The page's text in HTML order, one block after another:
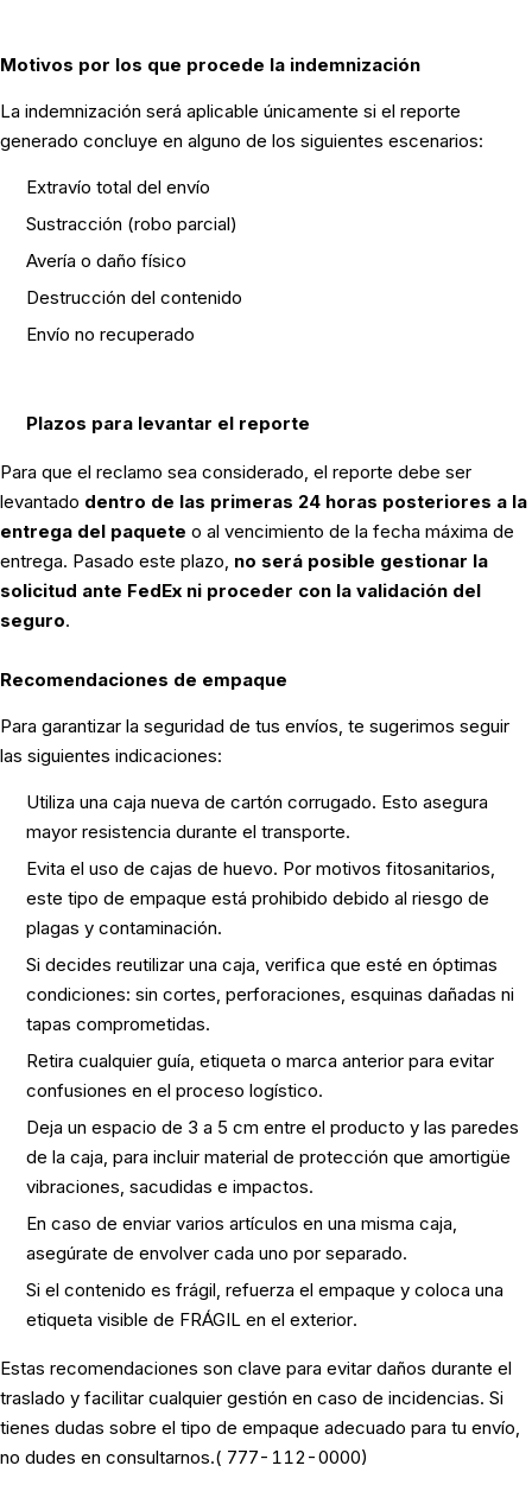
Motivos por los que procede la indemnización
La indemnización será aplicable únicamente si el reporte
generado concluye en alguno de los siguientes escenarios:
Extravío total del envío
Sustracción (robo parcial)
Avería o daño físico
Destrucción del contenido
Envío no recuperado
Plazos para levantar el reporte
Para que el reclamo sea considerado, el reporte debe ser
levantado dentro de las primeras 24 horas posteriores a la
entrega del paquete o al vencimiento de la fecha máxima de
entrega. Pasado este plazo, no será posible gestionar la
solicitud ante FedEx ni proceder con la validación del
seguro.
Recomendaciones de empaque
Para garantizar la seguridad de tus envíos, te sugerimos seguir
las siguientes indicaciones:
Utiliza una caja nueva de cartón corrugado. Esto asegura
mayor resistencia durante el transporte.
Evita el uso de cajas de huevo. Por motivos fitosanitarios,
este tipo de empaque está prohibido debido al riesgo de
plagas y contaminación.
Si decides reutilizar una caja, verifica que esté en óptimas
condiciones: sin cortes, perforaciones, esquinas dañadas ni
tapas comprometidas.
Retira cualquier guía, etiqueta o marca anterior para evitar
confusiones en el proceso logístico.
Deja un espacio de 3 a 5 cm entre el producto y las paredes
de la caja, para incluir material de protección que amortigüe
vibraciones, sacudidas e impactos.
En caso de enviar varios artículos en una misma caja,
asegúrate de envolver cada uno por separado.
Si el contenido es frágil, refuerza el empaque y coloca una
etiqueta visible de FRÁGIL en el exterior.
Estas recomendaciones son clave para evitar daños durante el
traslado y facilitar cualquier gestión en caso de incidencias. Si
tienes dudas sobre el tipo de empaque adecuado para tu envío,
no dudes en consultarnos.( 777-112-0000)